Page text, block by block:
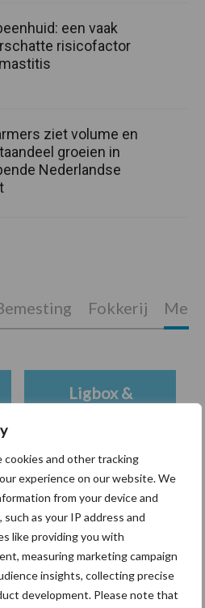
cookies and other tracking
experience on our website. We
from your device and
as your IP address and
like providing you with
measuring marketing campaign
insights, collecting precise
development. Please note that
Partner nieuws
een vaak
risicofactor
ziet volume en
groeien in
Nederlandse
Fokkerij
Ligbox &
meer